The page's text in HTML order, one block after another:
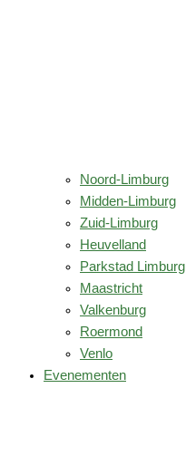
Noord-Limburg
Midden-Limburg
Zuid-Limburg
Heuvelland
Parkstad Limburg
Maastricht
Valkenburg
Roermond
Venlo
Evenementen